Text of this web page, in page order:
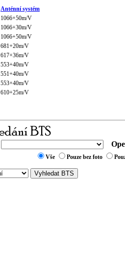
Anténní systém
1066+50m/V
1066+30m/V
1066+50m/V
681+20m/V
617+36m/V
553+40m/V
551+40m/V
553+40m/V
610+25m/V
Vše Pouze bez foto